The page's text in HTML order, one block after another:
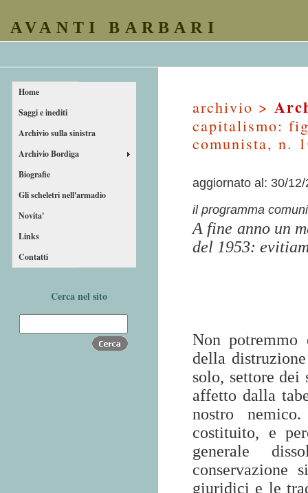
AVANTI BARBARI
Home
Saggi e inediti
Archivio sulla sinistra
Archivio Bordiga
Biografie
Gli scheletri nell'armadio
Novita'
Links
Contatti
Cerca nel sito
archivio >
capitalismo:
comunista, n.
aggiornato al: 30/12/
il programma
A fine anno un
del 1953:
Non potremmo
della
solo, settore dei
affetto dalla
nostro
costituito, e
generale
giuridici e le